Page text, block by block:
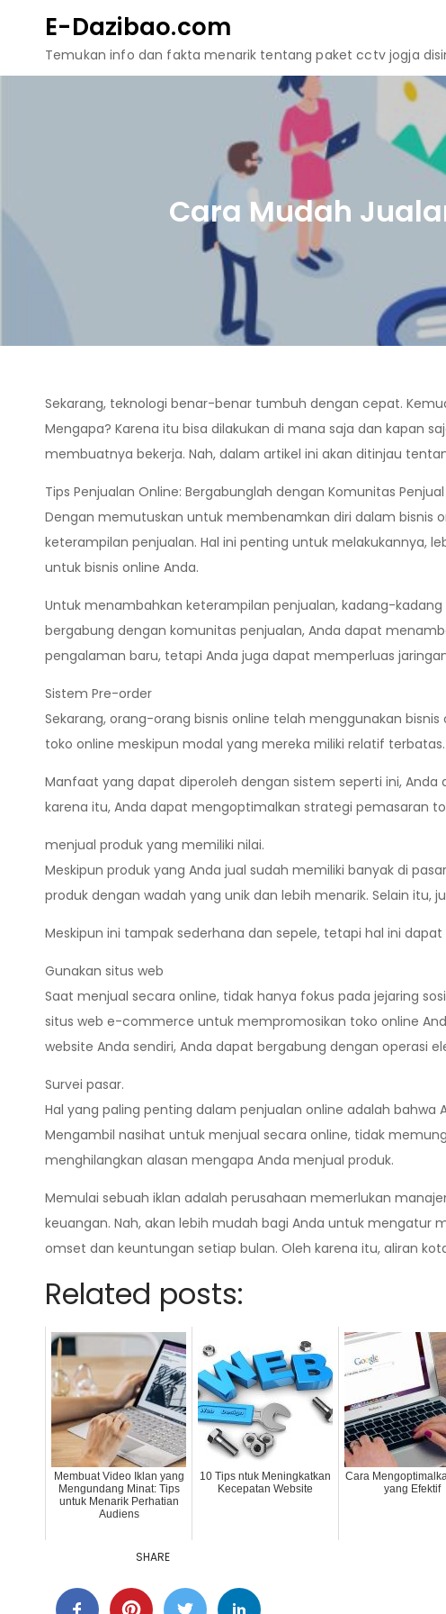
content
E-Dazibao.com
Temukan info dan fakta menarik tentang paket cctv jogja
Cara Mudah
Sekarang, teknologi benar-benar tumbuh dengan cepat.
Mengapa? Karena itu bisa dilakukan di mana saja dan kapan
membuatnya bekerja. Nah, dalam artikel ini akan ditinjau
Tips Penjualan Online: Bergabunglah dengan Komunitas Penjual
Dengan memutuskan untuk membenamkan diri dalam bisnis
keterampilan penjualan. Hal ini penting untuk melakukannya,
untuk bisnis online Anda.
Untuk menambahkan keterampilan penjualan, kadang-kadang
bergabung dengan komunitas penjualan, Anda dapat
pengalaman baru, tetapi Anda juga dapat memperluas
Sistem Pre-order
Sekarang, orang-orang bisnis online telah menggunakan
toko online meskipun modal yang mereka miliki relatif terbatas.
Manfaat yang dapat diperoleh dengan sistem seperti ini,
karena itu, Anda dapat mengoptimalkan strategi pemasaran
menjual produk yang memiliki nilai.
Meskipun produk yang Anda jual sudah memiliki banyak di
produk dengan wadah yang unik dan lebih menarik. Selain itu,
Meskipun ini tampak sederhana dan sepele, tetapi hal ini
Gunakan situs web
Saat menjual secara online, tidak hanya fokus pada jejaring
situs web e-commerce untuk mempromosikan toko online
website Anda sendiri, Anda dapat bergabung dengan operasi
Survei pasar.
Hal yang paling penting dalam penjualan online adalah bahwa
Mengambil nasihat untuk menjual secara online, tidak
menghilangkan alasan mengapa Anda menjual produk.
Memulai sebuah iklan adalah perusahaan memerlukan
keuangan. Nah, akan lebih mudah bagi Anda untuk mengatur
omset dan keuntungan setiap bulan. Oleh karena itu, aliran
Related posts:
Membuat Video Iklan yang
Mengundang Minat: Tips
untuk Menarik Perhatian
Audiens
10 Tips ntuk Meningkatkan
Kecepatan Website
Cara
yang Efektif
SHARE